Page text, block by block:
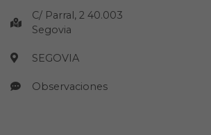
C/ Parral, 2 40.003
Segovia
SEGOVIA
Observaciones